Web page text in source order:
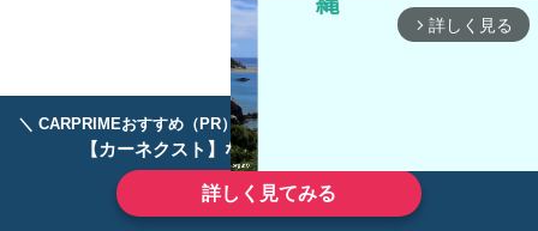
＼ CARPRIMEおすすめ（PR） ／
【カーネクスト】ならどんなクルマも高価買取
詳しく見てみる
arrow_forward_ios 詳しく見る